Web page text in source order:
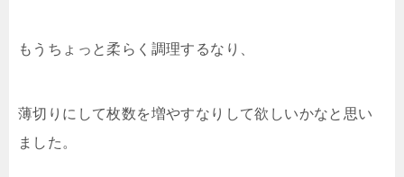
もうちょっと柔らく調理するなり、
薄切りにして枚数を増やすなりして欲しいかなと思い
ました。